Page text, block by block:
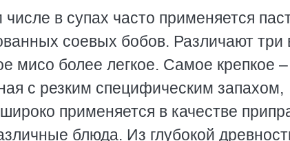
в супах часто применяется
соевых бобов. Различают три
мисо более легкое. Самое крепкое –
с резким специфическим запахом,
применяется в качестве
блюда. Из глубокой